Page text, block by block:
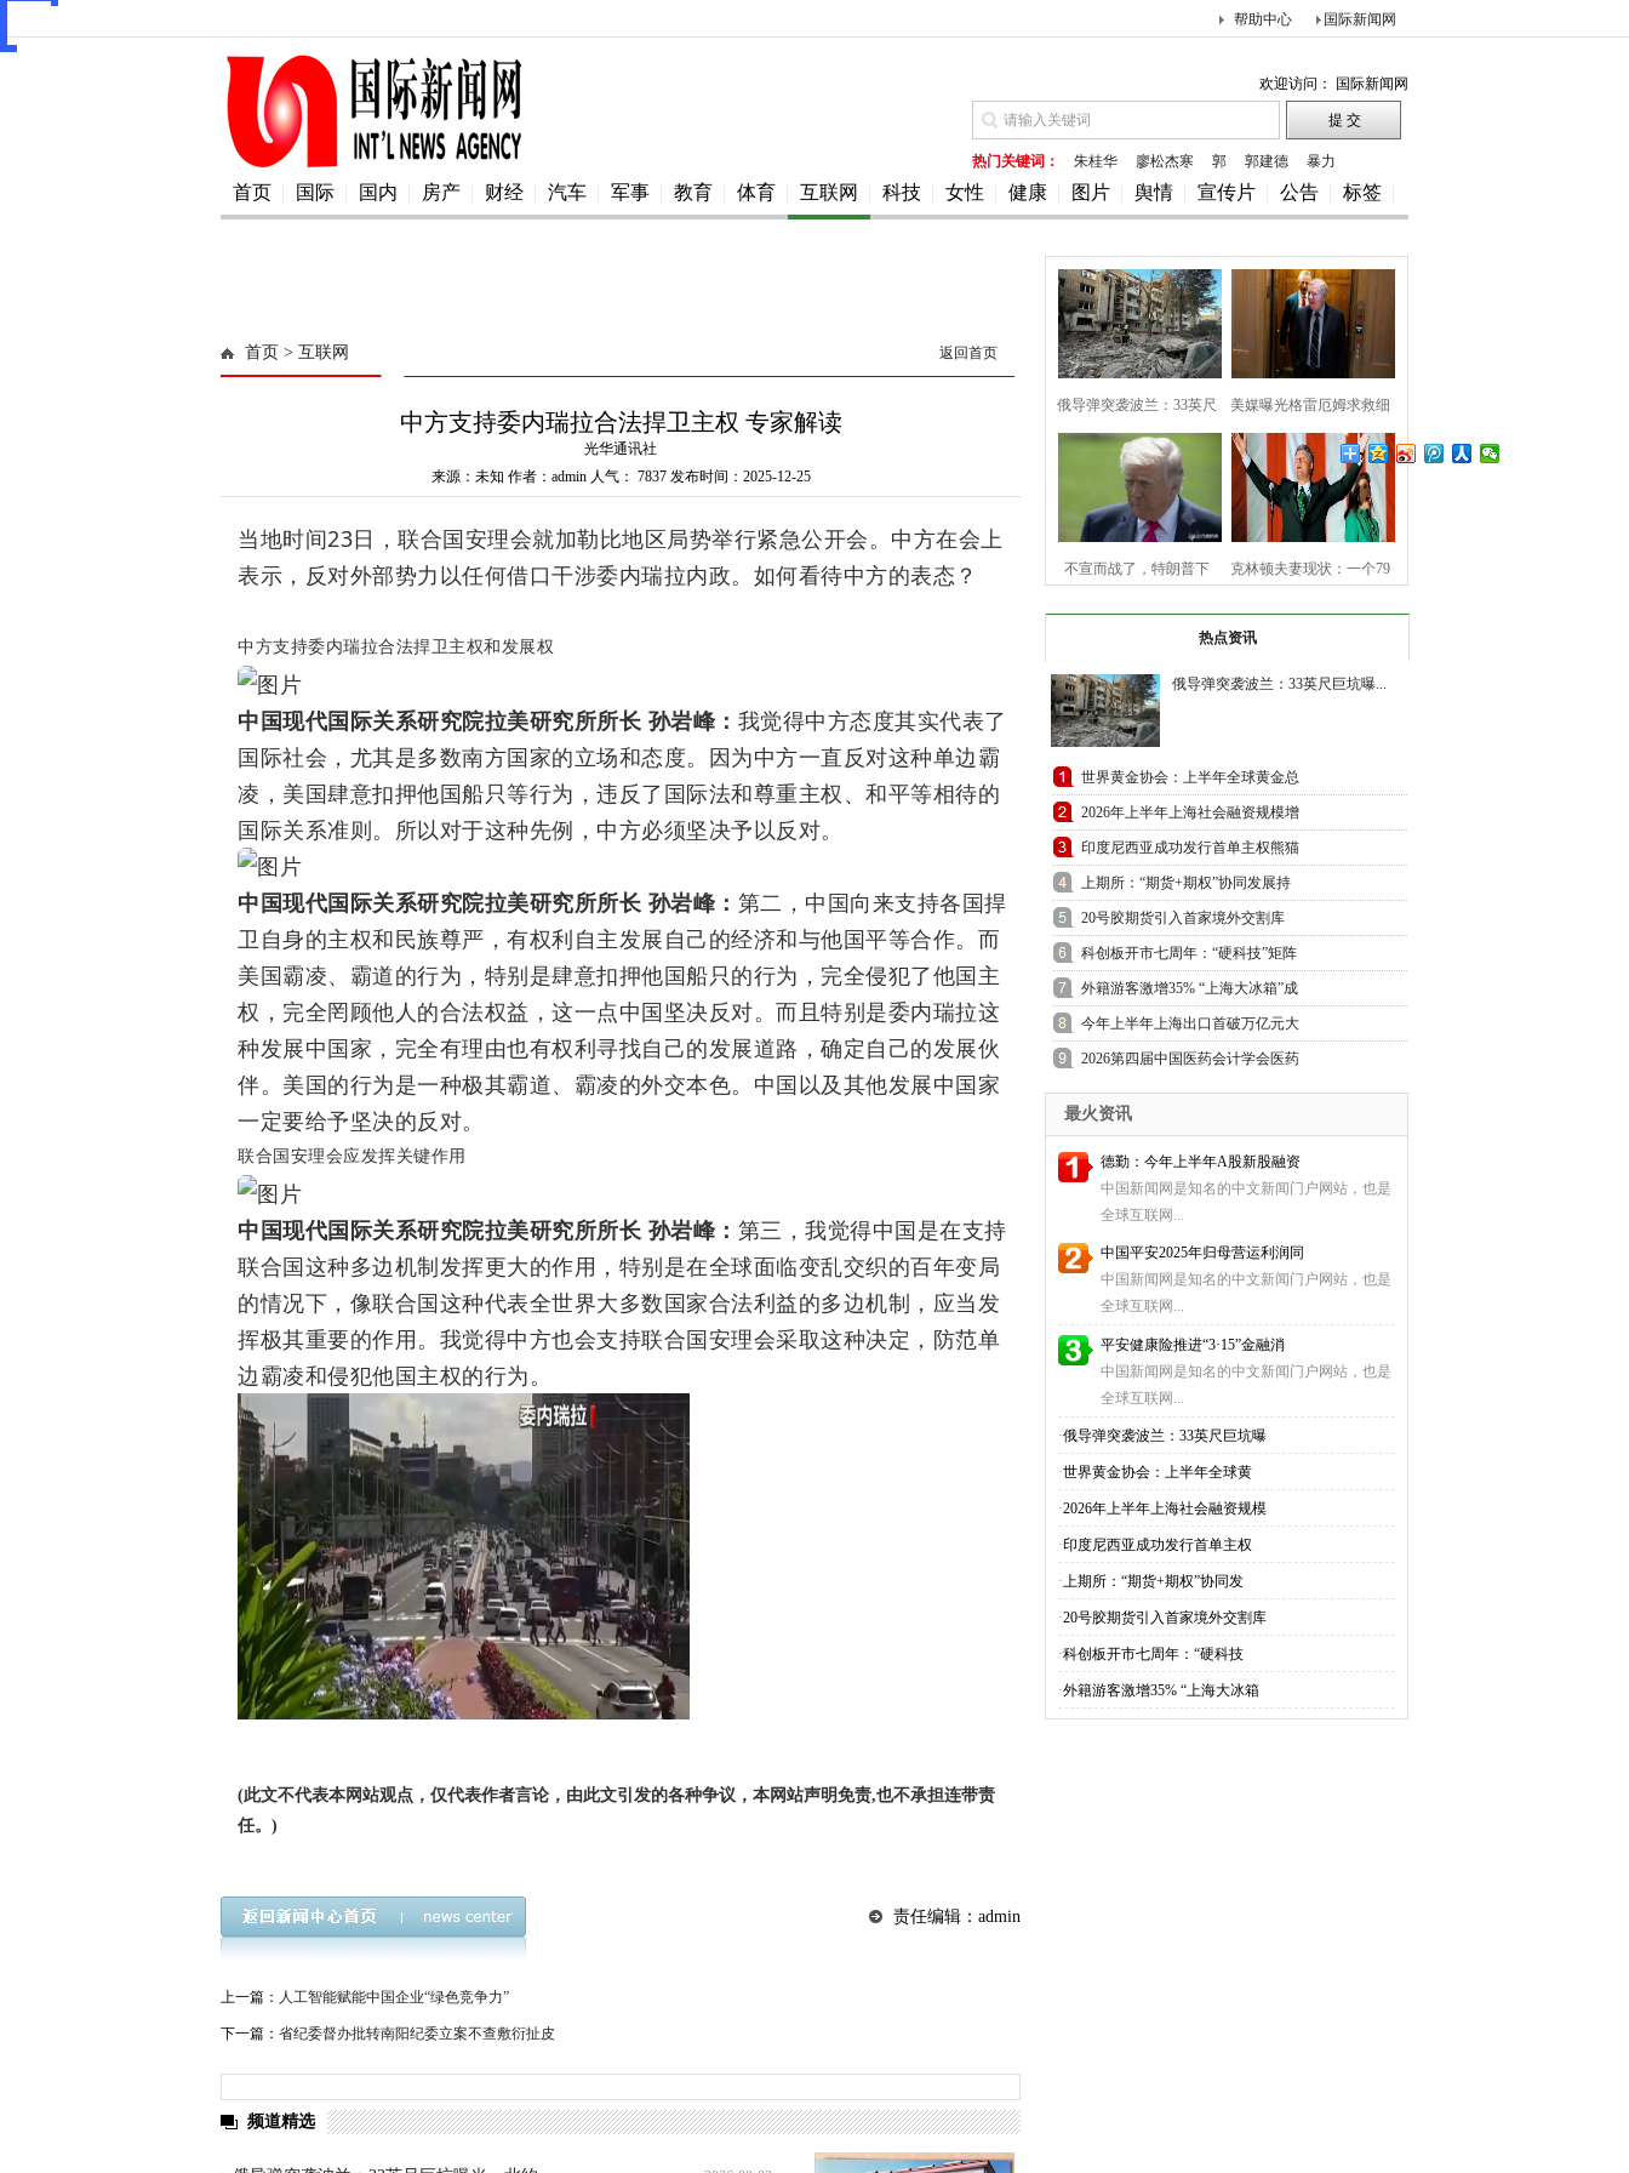
国际新闻网
帮助中心
欢迎访问： 国际新闻网
热门关键词： 朱桂华 廖松杰寒 郭 郭建德 暴力
首页 国际 国内 房产 财经 汽车 军事 教育 体育 互联网 科技 女性 健康 图片 舆情 宣传片 公告 标签
首页 > 互联网 返回首页
中方支持委内瑞拉合法捍卫主权 专家解读
光华通讯社
来源：未知 作者：admin 人气： 7837 发布时间：2025-12-25
当地时间23日，联合国安理会就加勒比地区局势举行紧急公开会。中方在会上
表示，反对外部势力以任何借口干涉委内瑞拉内政。如何看待中方的表态？
中方支持委内瑞拉合法捍卫主权和发展权
中国现代国际关系研究院拉美研究所所长 孙岩峰： 我觉得中方态度其实代表了
国际社会，尤其是多数南方国家的立场和态度。因为中方一直反对这种单边霸
凌，美国肆意扣押他国船只等行为，违反了国际法和尊重主权、和平等相待的
国际关系准则。所以对于这种先例，中方必须坚决予以反对。
中国现代国际关系研究院拉美研究所所长 孙岩峰： 第二，中国向来支持各国捍
卫自身的主权和民族尊严，有权利自主发展自己的经济和与他国平等合作。而
美国霸凌、霸道的行为，特别是肆意扣押他国船只的行为，完全侵犯了他国主
权，完全罔顾他人的合法权益，这一点中国坚决反对。而且特别是委内瑞拉这
种发展中国家，完全有理由也有权利寻找自己的发展道路，确定自己的发展伙
伴。美国的行为是一种极其霸道、霸凌的外交本色。中国以及其他发展中国家
一定要给予坚决的反对。
联合国安理会应发挥关键作用
中国现代国际关系研究院拉美研究所所长 孙岩峰： 第三，我觉得中国是在支持
联合国这种多边机制发挥更大的作用，特别是在全球面临变乱交织的百年变局
的情况下，像联合国这种代表全世界大多数国家合法利益的多边机制，应当发
挥极其重要的作用。我觉得中方也会支持联合国安理会采取这种决定，防范单
边霸凌和侵犯他国主权的行为。
(此文不代表本网站观点，仅代表作者言论，由此文引发的各种争议，本网站声明免责,也不承担连带责
任。)
责任编辑：admin
上一篇： 人工智能赋能中国企业“绿色竞争力”
下一篇： 省纪委督办批转南阳纪委立案不查敷衍扯皮
频道精选
俄导弹突袭波兰：33英尺
巨坑
美媒曝光格雷厄姆求救细
节，
不宣而战了，特朗普下 克林顿夫妻现状：一个79
热点资讯
俄导弹突袭波兰：33英尺巨坑曝...
世界黄金协会：上半年全球黄金总
需
2026年上半年上海社会融资规模增
加
印度尼西亚成功发行首单主权熊猫
债
上期所：“期货+期权”协同发展持
续
20号胶期货引入首家境外交割库
交割
科创板开市七周年：“硬科技”矩阵
外籍游客激增35% “上海大冰箱”成
入
今年上半年上海出口首破万亿元大
关
2026第四届中国医药会计学会医药
会计
最火资讯
德勤：今年上半年A股新股融资
中国新闻网是知名的中文新闻门户网站，也是
全球互联网...
中国平安2025年归母营运利润同
中国新闻网是知名的中文新闻门户网站，也是
全球互联网...
平安健康险推进“3·15”金融消
中国新闻网是知名的中文新闻门户网站，也是
全球互联网...
·俄导弹突袭波兰：33英尺巨坑曝
·世界黄金协会：上半年全球黄
·2026年上半年上海社会融资规模
·印度尼西亚成功发行首单主权
·上期所：“期货+期权”协同发
·20号胶期货引入首家境外交割库
·科创板开市七周年：“硬科技
·外籍游客激增35% “上海大冰箱